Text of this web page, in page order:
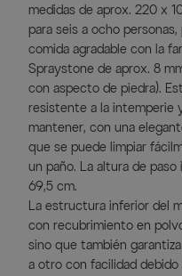
medidas de aprox. 220 x
para seis a ocho
comida agradable con la
Spraystone de aprox. 8
con aspecto de piedra).
resistente a la intemperie
mantener, con una
que se puede limpiar
un paño. La altura de
69,5 cm.
La estructura inferior del
con recubrimiento en
sino que también
a otro con facilidad